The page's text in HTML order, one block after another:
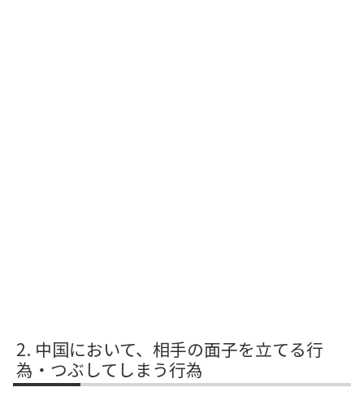
中国において、相手の面子を立てる行
為・つぶしてしまう行為